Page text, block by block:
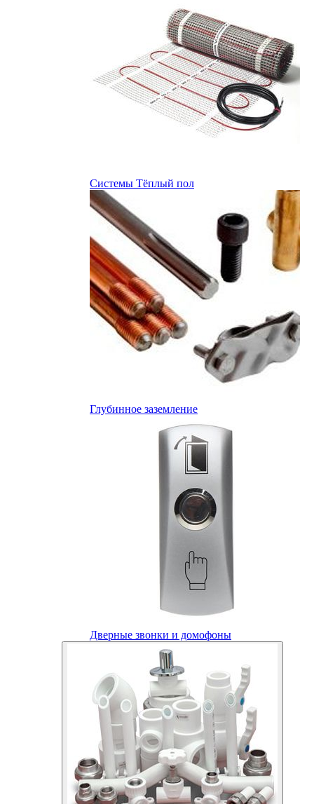
Системы Тёплый пол
Глубинное заземление
Дверные звонки и домофоны